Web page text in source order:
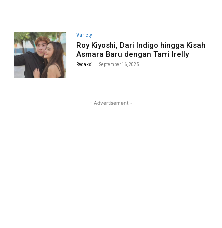
Variety
Roy Kiyoshi, Dari Indigo hingga Kisah
Asmara Baru dengan Tami Irelly
Redaksi - September 16, 2025
- Advertisement -